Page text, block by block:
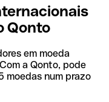
Qonto
em moeda
a Qonto, pode
moedas num prazo